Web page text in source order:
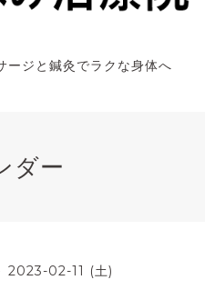
ジと鍼灸でラクな身体へ
ダー
2023-02-11 (土)